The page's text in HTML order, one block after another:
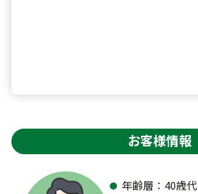
お客様情報
年齢層：40歳代